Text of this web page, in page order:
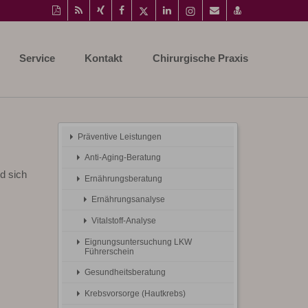
Diese
Seite
drucken
RSS-
Feed
Auf
Xing
Auf
Facebook
Twitter
Auf
LinkedIn
Instagram-
Seite
Per
Mail
vCard
speichern
Service Kontakt Chirurgische Praxis
sich
Präventive Leistungen
Anti-Aging-Beratung
Ernährungsberatung
Ernährungsanalyse
Vitalstoff-Analyse
Eignungsuntersuchung LKW
Führerschein
Gesundheitsberatung
Krebsvorsorge (Hautkrebs)